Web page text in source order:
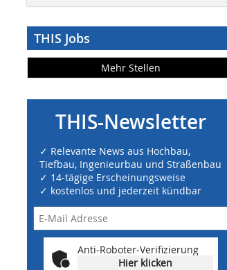
THIS Jobs
Mehr Stellen
THIS-Newsletter
✓ Relevante News aus Hochbau,
Tiefbau, Ingenieurbau und Straßenbau
✓ 14-tägige Erscheinungsweise
✓ kostenlos und jederzeit kündbar
Anti-Roboter-Verifizierung
Hier klicken